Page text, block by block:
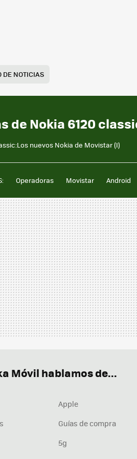
DE NOTICIAS
de Nokia 6120
nuevos Nokia de Movistar (I)
Operadoras Movistar Android
Móvil hablamos de...
Apple
Guías de compra
5g